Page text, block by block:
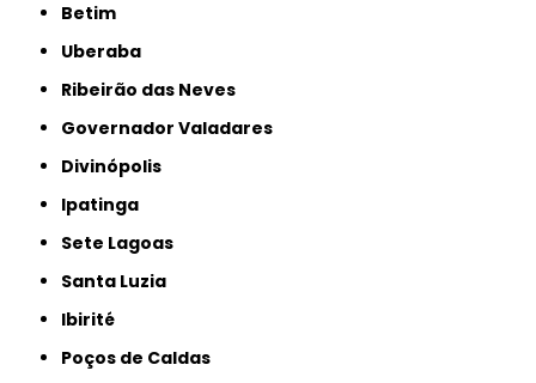
Betim
Uberaba
Ribeirão das Neves
Governador Valadares
Divinópolis
Ipatinga
Sete Lagoas
Santa Luzia
Ibirité
Poços de Caldas